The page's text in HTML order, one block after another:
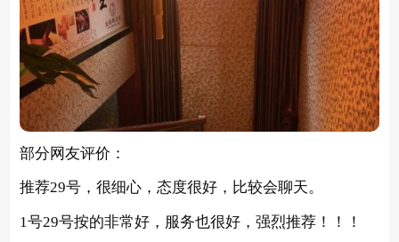
部分网友评价：
推荐29号，很细心，态度很好，比较会聊天。
1号29号按的非常好，服务也很好，强烈推荐！！！